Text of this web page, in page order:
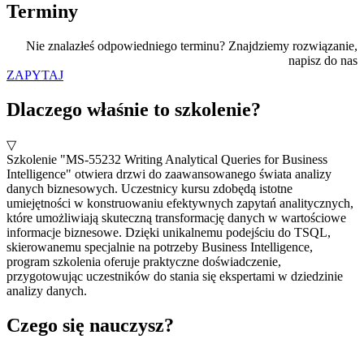
Terminy
Nie znalazłeś odpowiedniego terminu? Znajdziemy rozwiązanie,
napisz do nas
ZAPYTAJ
Dlaczego właśnie to szkolenie?
▽
Szkolenie "MS-55232 Writing Analytical Queries for Business
Intelligence" otwiera drzwi do zaawansowanego świata analizy
danych biznesowych. Uczestnicy kursu zdobędą istotne
umiejętności w konstruowaniu efektywnych zapytań analitycznych,
które umożliwiają skuteczną transformację danych w wartościowe
informacje biznesowe. Dzięki unikalnemu podejściu do TSQL,
skierowanemu specjalnie na potrzeby Business Intelligence,
program szkolenia oferuje praktyczne doświadczenie,
przygotowując uczestników do stania się ekspertami w dziedzinie
analizy danych.
Czego się nauczysz?